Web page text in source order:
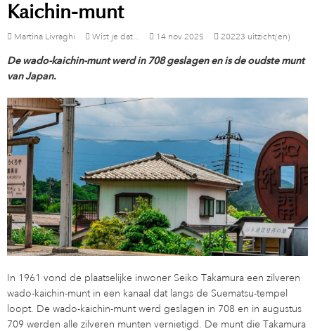
Kaichin-munt
Martina Livraghi Wist je dat... 14 nov 2025 20223 uitzicht(en)
De wado-kaichin-munt werd in 708 geslagen en is de oudste munt
van Japan.
In 1961 vond de plaatselijke inwoner Seiko Takamura een zilveren
wado-kaichin-munt in een kanaal dat langs de Suematsu-tempel
loopt. De wado-kaichin-munt werd geslagen in 708 en in augustus
709 werden alle zilveren munten vernietigd. De munt die Takamura